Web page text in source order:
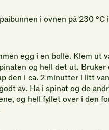
i ovnen på 230 °C
egg i en bolle. Klem ut
og hell det ut. Bruker
den i ca. 2 minutter i litt
av. Ha i spinat og de
og hell fyllet over i den